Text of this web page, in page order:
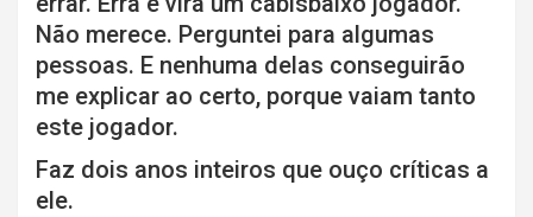
Não merece. Perguntei para algumas
pessoas. E nenhuma delas conseguirão
me explicar ao certo, porque vaiam tanto
este jogador.
Faz dois anos inteiros que ouço críticas a
ele.